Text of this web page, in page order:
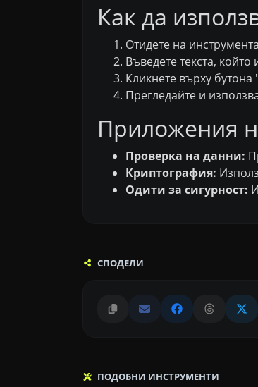
Как да
Отидете на
Въведете текста, който
Кликнете върху бутона
Прегледайте и
Приложения
Проверка на данни:
Криптография:
Одити за сигурност:
СПОДЕЛИ
ПОДОБНИ ИНСТРУМЕНТИ